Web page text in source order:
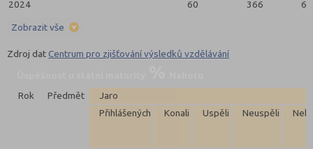
2024 60 366 62
Zobrazit vše
Zdroj datCentrum pro zjišťování výsledků vzdělávání
Rok
Předmět
Jaro
Přihlášených
Konali Uspěli Neuspěli